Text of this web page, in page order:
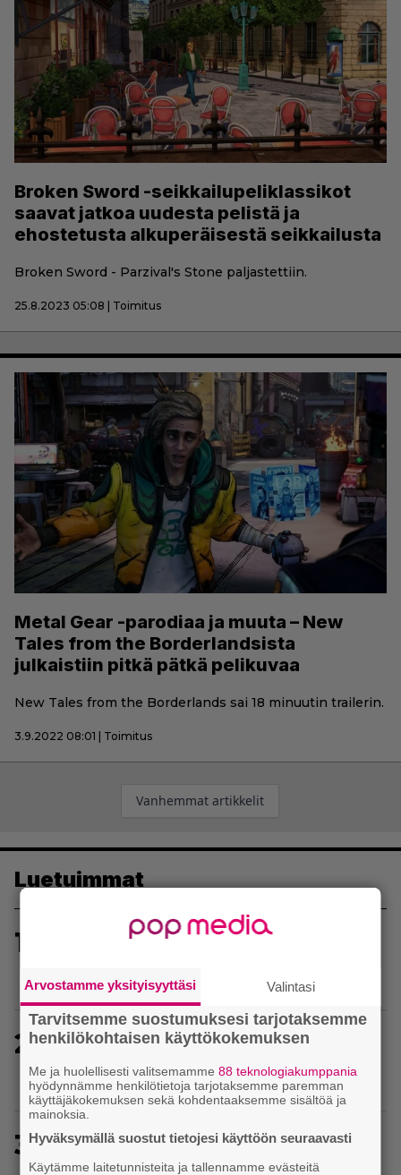
Broken Sword -seikkailupeliklassikot
saavat jatkoa uudesta pelistä ja
ehostetusta alkuperäisestä seikkailusta
Broken Sword - Parzival's Stone paljastettiin.
25.8.2023 05:08 | Toimitus
Metal Gear -parodiaa ja muuta – New
Tales from the Borderlandsista
julkaistiin pitkä pätkä pelikuvaa
New Tales from the Borderlands sai 18 minuutin trailerin.
3.9.2022 08:01 | Toimitus
Artikkelien
Vanhemmat artikkelit
Luetuimmat
1
Uusi PS Plus -seikkailupeli on saanut
tilaajien saataville
2
Uutta PS5-pulmahyppelyä kuvaillaan
DualSense-ohjaimen kosketuslevyn ympärille
3
Ghost Recon 25 vuotta: nappaa nyt ilmaiseksi
Ghost Recon: Future Soldier sekä merkittävä
Arvostamme yksityisyyttäsi Valintasi
Tarvitsemme suostumuksesi tarjotaksemme
henkilökohtaisen käyttökokemuksen
Me ja huolellisesti valitsemamme88 teknologiakumppania
hyödynnämme henkilötietoja tarjotaksemme paremman
käyttäjäkokemuksen sekä kohdentaaksemme sisältöä ja
mainoksia.
Hyväksymällä suostut tietojesi käyttöön seuraavasti
Käytämme laitetunnisteita ja tallennamme evästeitä